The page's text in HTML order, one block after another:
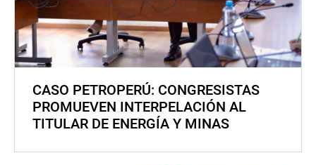
CASO PETROPERÚ: CONGRESISTAS
PROMUEVEN INTERPELACIÓN AL
TITULAR DE ENERGÍA Y MINAS